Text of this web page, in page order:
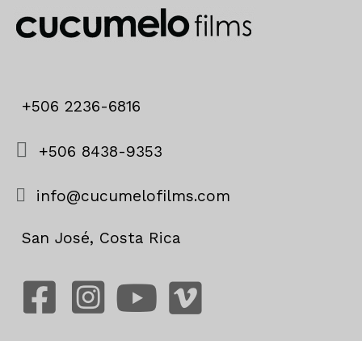
+506 2236-6816
+506 8438-9353
info@cucumelofilms.com
San José, Costa Rica